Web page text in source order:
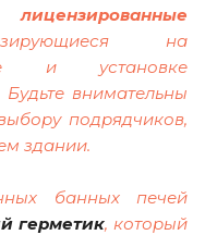
на
и установке
внимательны
подрядчиков,
здании.
банных печей
герметик, который